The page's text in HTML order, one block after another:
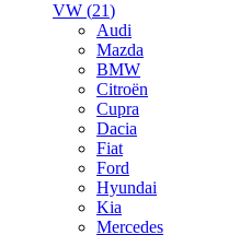
VW (21)
Audi
Mazda
BMW
Citroën
Cupra
Dacia
Fiat
Ford
Hyundai
Kia
Mercedes